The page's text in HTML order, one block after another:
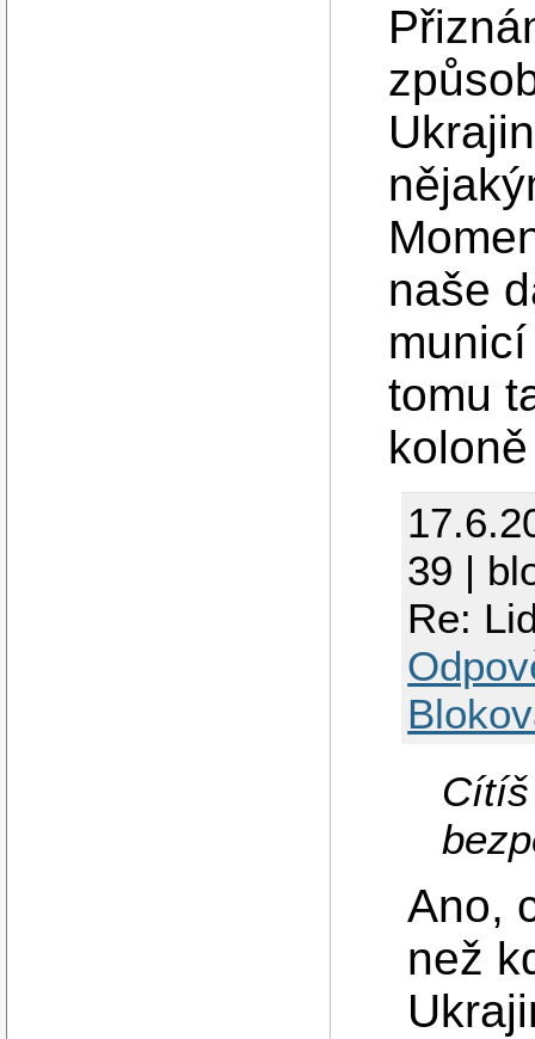
naše
tomu
39 |
Re:
Ano,
než